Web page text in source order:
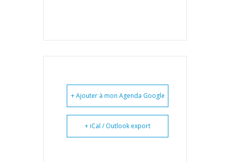
+ Ajouter à mon Agenda Google
+ iCal / Outlook export